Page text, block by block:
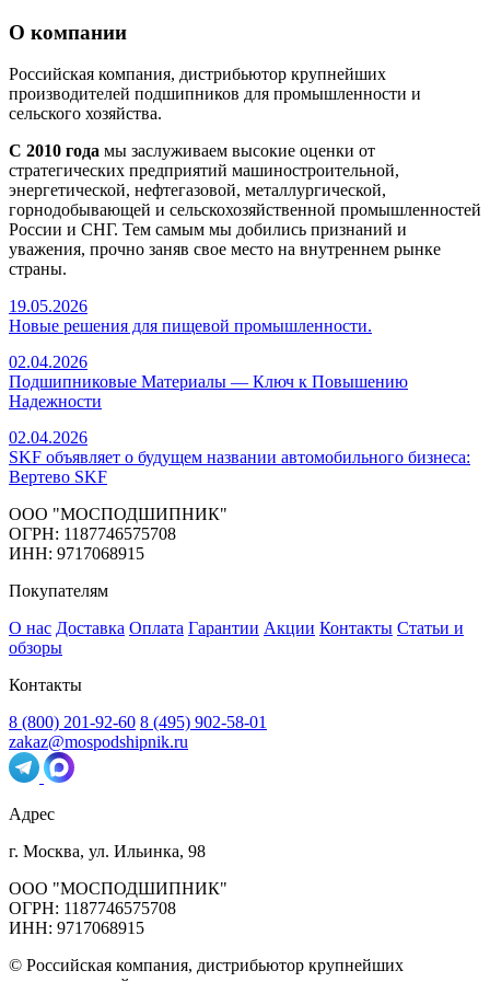
О компании
Российская компания, дистрибьютор крупнейших
производителей подшипников для промышленности и
сельского хозяйства.
С 2010 года мы заслуживаем высокие оценки от
стратегических предприятий машиностроительной,
энергетической, нефтегазовой, металлургической,
горнодобывающей и сельскохозяйственной промышленностей
России и СНГ. Тем самым мы добились признаний и
уважения, прочно заняв свое место на внутреннем рынке
страны.
19.05.2026
Новые решения для пищевой промышленности.
02.04.2026
Подшипниковые Материалы — Ключ к Повышению
Надежности
02.04.2026
SKF объявляет о будущем названии автомобильного бизнеса:
Вертево SKF
ООО "МОСПОДШИПНИК"
ОГРН: 1187746575708
ИНН: 9717068915
Покупателям
О нас Доставка Оплата Гарантии Акции Контакты Статьи и
обзоры
Контакты
8 (800) 201-92-60 8 (495) 902-58-01
zakaz@mospodshipnik.ru
Адрес
г. Москва, ул. Ильинка, 98
ООО "МОСПОДШИПНИК"
ОГРН: 1187746575708
ИНН: 9717068915
© Российская компания, дистрибьютор крупнейших